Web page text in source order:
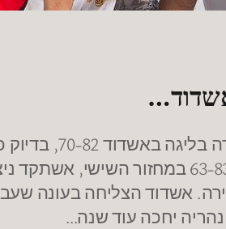
נהריה
אשדוד הצליחה בעונה
נהריה יחכה עוד שנה…